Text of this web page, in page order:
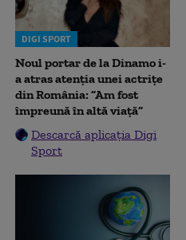
DIGI SPORT
Noul portar de la Dinamo i-
a atras atenția unei actrițe
din România: ”Am fost
împreună în altă viață”
Descarcă aplicația Digi
Sport